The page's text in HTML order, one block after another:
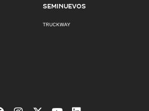
SEMINUEVOS
TRUCKWAY